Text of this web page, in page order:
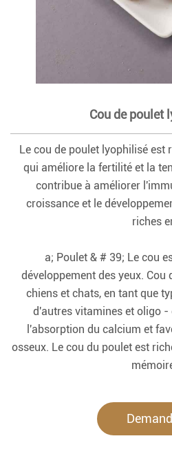
Cou de poulet
Le cou de poulet lyophilisé est
qui améliore la fertilité et la
contribue à améliorer
croissance et le
riches
a; Poulet & # 39; Le cou
développement des yeux.
chiens et chats, en tant que
d'autres vitamines et oligo -
l'absorption du calcium et
osseux. Le cou du poulet est